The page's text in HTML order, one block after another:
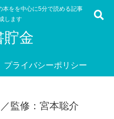
本をを中心に5分で読める記事
します
貯金
プライバシーポリシー
監修：宮本聡介